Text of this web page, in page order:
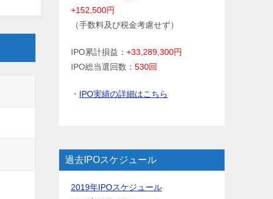
+152,500円
（手数料及び税金考慮せず）
IPO累計損益： +33,289,300円
IPO総当選回数： 530回
・ IPO実績の詳細はこちら
過去IPOスケジュール
2019年IPOスケジュール